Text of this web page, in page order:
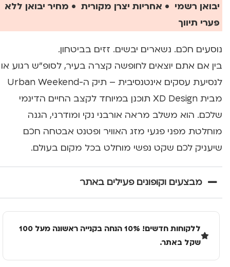
יבואן רשמי • אחריות יצרן מקורית • מחיר יבואן ללא
פערי תיווך
נוסעים חכם. נשארים יבשים. זזים בביטחון.
בין אם אתם יוצאים לחופשה קצרה בעיר, לסופ"ש רגוע או
לנסיעת עסקים אינטנסיבית – תיק ה-Urban Weekend
מבית XD Design תוכנן במיוחד לקצב החיים הדינמי
שלכם. הוא משלב מראה אורבני נקי ומודרני, הגנה
מוחלטת מפני פגעי מזג האוויר ופטנט אבטחה חכם
שיעניק לכם שקט נפשי מוחלט בכל מקום בעולם.
מבצעים וקופונים פעילים באתר
ללקוחות חדשים! 10% הנחה בקנייה ראשונה מעל 100
שקל באתר.